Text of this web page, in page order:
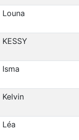
Louna
KESSY
Isma
Kelvin
Léa